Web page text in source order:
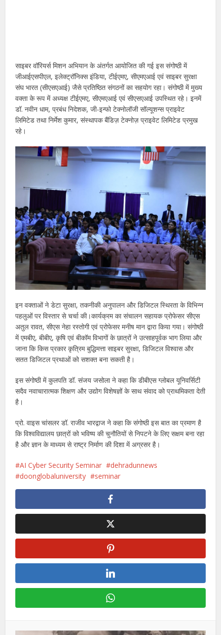
साइबर वॉरियर्स मिशन अभियान के अंतर्गत आयोजित की गई इस संगोष्ठी में
जीआईएसपीएल, इलेक्ट्रॉनिक्स इंडिया, टीईएमए, सीएमएआई एवं साइबर सुरक्षा
संघ भारत (सीएसएआई) जैसे प्रतिष्ठित संगठनों का सहयोग रहा। संगोष्ठी में मुख्य
वक्ता के रूप में अध्यक्ष टीईएमए, सीएमएआई एवं सीएसएआई उपस्थित रहे। इनमें
डॉ. नवीन धाम, प्रबंध निदेशक, जी-इन्फो टेक्नोलॉजी सॉल्यूशन्स प्राइवेट
लिमिटेड तथा निर्मेश कुमार, संस्थापक बैंडिज़ टेक्नोज़ प्राइवेट लिमिटेड प्रमुख
रहे।
इन वक्ताओं ने डेटा सुरक्षा, तकनीकी अनुपालन और डिजिटल स्थिरता के विभिन्न
पहलुओं पर विस्तार से चर्चा की।कार्यक्रम का संचालन सहायक प्रोफेसर सीएस
अतुल रावत, सीएस नेहा रस्तोगी एवं प्रोफेसर मनीष मान द्वारा किया गया। संगोष्ठी
में एमबीए, बीबीए, कृषि एवं बीकॉम विभागों के छात्रों ने उत्साहपूर्वक भाग लिया और
जाना कि किस प्रकार कृत्रिम बुद्धिमत्ता साइबर सुरक्षा, डिजिटल विश्वास और
सतत डिजिटल प्रथाओं को सशक्त बना सकती है।
इस संगोष्ठी में कुलपति डॉ. संजय जसोला ने कहा कि डीबीएस ग्लोबल यूनिवर्सिटी
सदैव नवाचारात्मक शिक्षण और उद्योग विशेषज्ञों के साथ संवाद को प्राथमिकता देती
है।
प्रो. वाइस चांसलर डॉ. राजीव भारद्वाज ने कहा कि संगोष्ठी इस बात का प्रमाण है
कि विश्वविद्यालय छात्रों को भविष्य की चुनौतियों से निपटने के लिए सक्षम बना रहा
है और ज्ञान के माध्यम से राष्ट्र निर्माण की दिशा में अग्रसर है।
AI Cyber ​​Security Seminar
dehradunnews
doonglobaluniversity
seminar